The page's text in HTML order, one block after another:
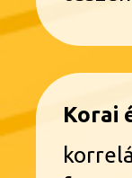
Korai